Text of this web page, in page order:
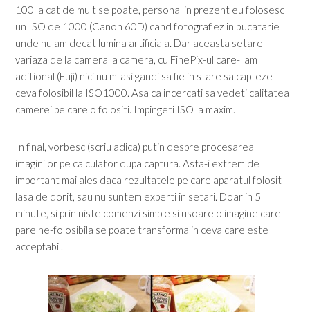
100 la cat de mult se poate, personal in prezent eu folosesc
un ISO de 1000 (Canon 60D) cand fotografiez in bucatarie
unde nu am decat lumina artificiala. Dar aceasta setare
variaza de la camera la camera, cu FinePix-ul care-l am
aditional (Fuji) nici nu m-asi gandi sa fie in stare sa capteze
ceva folosibil la ISO1000. Asa ca incercati sa vedeti calitatea
camerei pe care o folositi. Impingeti ISO la maxim.
In final, vorbesc (scriu adica) putin despre procesarea
imaginilor pe calculator dupa captura. Asta-i extrem de
important mai ales daca rezultatele pe care aparatul folosit
lasa de dorit, sau nu suntem experti in setari. Doar in 5
minute, si prin niste comenzi simple si usoare o imagine care
pare ne-folosibila se poate transforma in ceva care este
acceptabil.